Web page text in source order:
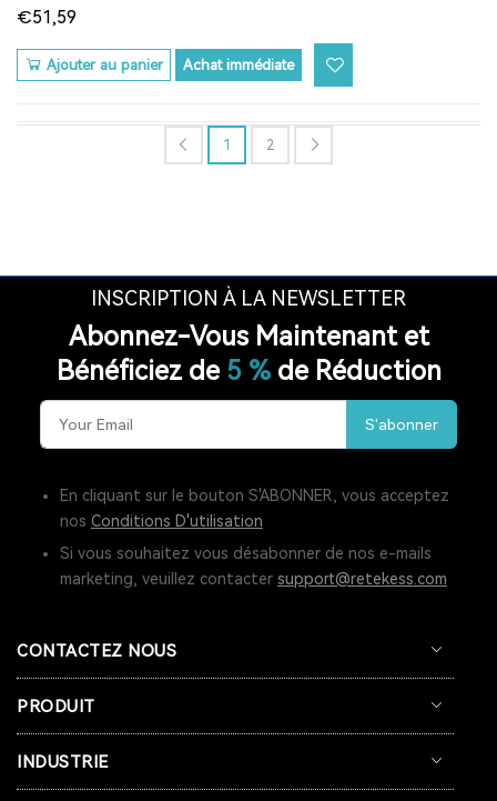
€51,59
Ajouter au panier Achat immédiate
1 2
INSCRIPTION À LA NEWSLETTER
Abonnez-Vous Maintenant et
Bénéficiez de 5 %de Réduction
S'abonner
En cliquant sur le bouton S'ABONNER, vous acceptez
nos Conditions D'utilisation
Si vous souhaitez vous désabonner de nos e-mails
marketing, veuillez contacter support@retekess.com
CONTACTEZ NOUS
PRODUIT
INDUSTRIE